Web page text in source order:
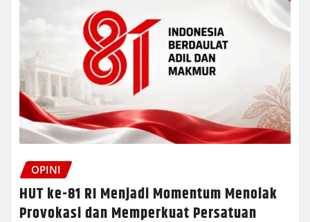
OPINI
HUT ke-81 RI Menjadi Momentum Menolak
Provokasi dan Memperkuat Persatuan